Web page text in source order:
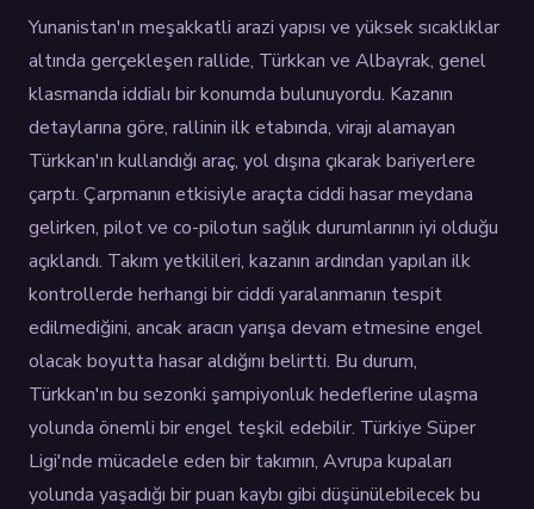
Yunanistan'ın meşakkatli arazi yapısı ve yüksek sıcaklıklar
altında gerçekleşen rallide, Türkkan ve Albayrak, genel
klasmanda iddialı bir konumda bulunuyordu. Kazanın
detaylarına göre, rallinin ilk etabında, virajı alamayan
Türkkan'ın kullandığı araç, yol dışına çıkarak bariyerlere
çarptı. Çarpmanın etkisiyle araçta ciddi hasar meydana
gelirken, pilot ve co-pilotun sağlık durumlarının iyi olduğu
açıklandı. Takım yetkilileri, kazanın ardından yapılan ilk
kontrollerde herhangi bir ciddi yaralanmanın tespit
edilmediğini, ancak aracın yarışa devam etmesine engel
olacak boyutta hasar aldığını belirtti. Bu durum,
Türkkan'ın bu sezonki şampiyonluk hedeflerine ulaşma
yolunda önemli bir engel teşkil edebilir. Türkiye Süper
Ligi'nde mücadele eden bir takımın, Avrupa kupaları
yolunda yaşadığı bir puan kaybı gibi düşünülebilecek bu